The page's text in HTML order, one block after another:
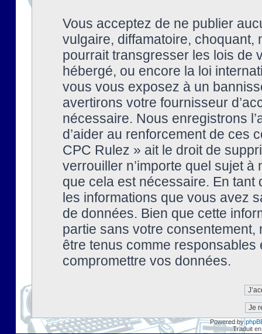
Vous acceptez de ne publier
vulgaire, diffamatoire, choquant,
pourrait transgresser les lois de
hébergé, ou encore la loi
vous vous exposez à un
avertirons votre fournisseur
nécessaire. Nous enregistrons
d’aider au renforcement de ces
CPC Rulez » ait le droit de
verrouiller n’importe quel sujet à
que cela est nécessaire. En tant
les informations que vous avez
de données. Bien que cette
partie sans votre
être tenus comme
compromettre vos données.
Powered by
Traduit